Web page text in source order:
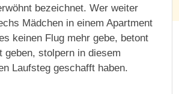
bezeichnet. Wer weiter
Mädchen in einem Apartment
keinen Flug mehr gebe, betont
geben, stolpern in diesem
Laufsteg geschafft haben.